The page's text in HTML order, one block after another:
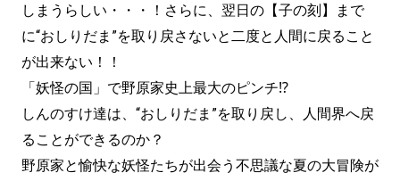
しまうらしい・・・！さらに、翌日の【子の刻】まで
に“おしりだま”を取り戻さないと二度と人間に戻ること
が出来ない！！
「妖怪の国」で野原家史上最大のピンチ⁉
しんのすけ達は、“おしりだま”を取り戻し、人間界へ戻
ることができるのか？
野原家と愉快な妖怪たちが出会う不思議な夏の大冒険が